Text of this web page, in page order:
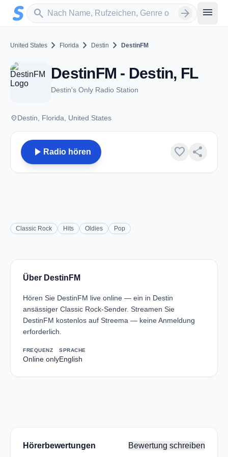
Zum Hauptinhalt springen
search
Sender suchen arrow_forward menu
United States chevron_right Florida chevron_right Destin chevron_right DestinFM
DestinFM - Destin, FL
Destin's Only Radio Station
placeDestin, Florida, United States
play_arrow Radio hören favorite share
Classic Rock Hits Oldies Pop
Über DestinFM
Hören Sie DestinFM live online — ein in Destin
ansässiger Classic Rock-Sender. Streamen Sie
DestinFM kostenlos auf Streema — keine Anmeldung
erforderlich.
FREQUENZ
Online only
SPRACHE
English
Hörerbewertungen Bewertung schreiben